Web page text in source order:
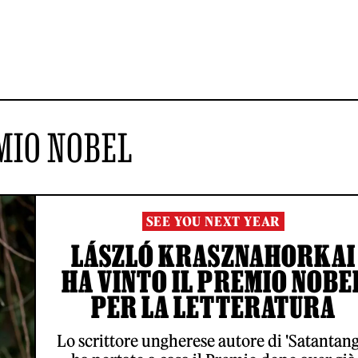
NOBEL
SEE YOU NEXT YEAR
LÁSZLÓ KRASZNAHORKAI
HA VINTO IL PREMIO
PER LA LETTERATURA
Lo scrittore ungherese autore di